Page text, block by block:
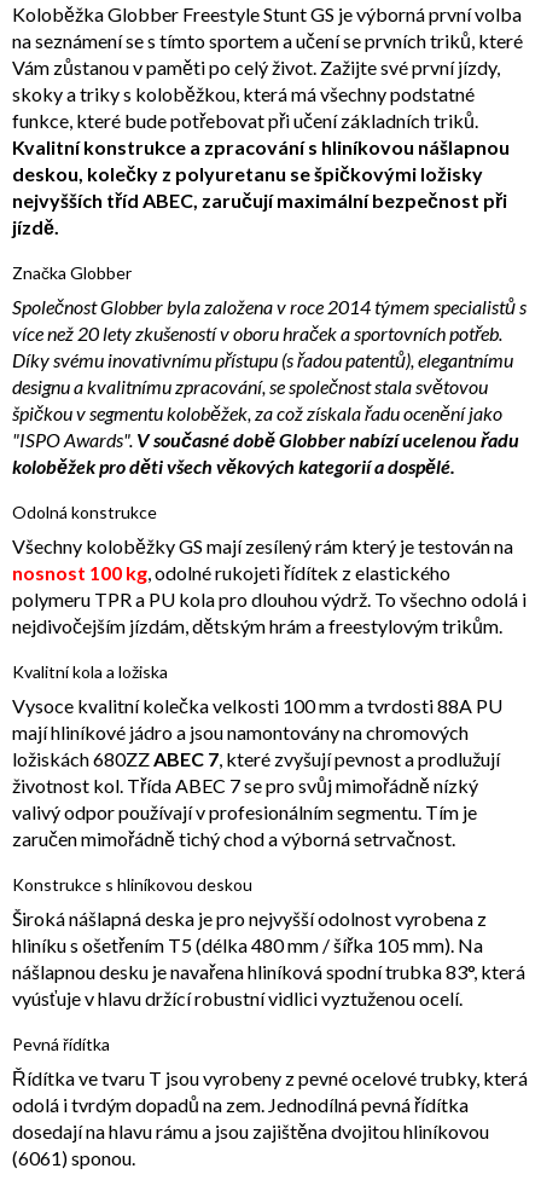
Koloběžka Globber Freestyle Stunt GS je výborná první volba
na seznámení se s tímto sportem a učení se prvních triků, které
Vám zůstanou v paměti po celý život. Zažijte své první jízdy,
skoky a triky s koloběžkou, která má všechny podstatné
funkce, které bude potřebovat při učení základních triků.
Kvalitní konstrukce a zpracování s hliníkovou nášlapnou
deskou, kolečky z polyuretanu se špičkovými ložisky
nejvyšších tříd ABEC, zaručují maximální bezpečnost při
jízdě.
Značka Globber
Společnost Globber byla založena v roce 2014 týmem specialistů s
více než 20 lety zkušeností v oboru hraček a sportovních potřeb.
Díky svému inovativnímu přístupu (s řadou patentů), elegantnímu
designu a kvalitnímu zpracování, se společnost stala světovou
špičkou v segmentu koloběžek, za což získala řadu ocenění jako
"ISPO Awards". V současné době Globber nabízí ucelenou řadu
koloběžek pro děti všech věkových kategorií a dospělé.
Odolná konstrukce
Všechny koloběžky GS mají zesílený rám který je testován na
nosnost 100 kg, odolné rukojeti řídítek z elastického
polymeru TPR a PU kola pro dlouhou výdrž. To všechno odolá i
nejdivočejším jízdám, dětským hrám a freestylovým trikům.
Kvalitní kola a ložiska
Vysoce kvalitní kolečka velkosti 100 mm a tvrdosti 88A PU
mají hliníkové jádro a jsou namontovány na chromových
ložiskách 680ZZABEC 7, které zvyšují pevnost a prodlužují
životnost kol. Třída ABEC 7 se pro svůj mimořádně nízký
valivý odpor používají v profesionálním segmentu. Tím je
zaručen mimořádně tichý chod a výborná setrvačnost.
Konstrukce s hliníkovou deskou
Široká nášlapná deska je pro nejvyšší odolnost vyrobena z
hliníku s ošetřením T5 (délka 480 mm / šířka 105 mm). Na
nášlapnou desku je navařena hliníková spodní trubka 83°, která
vyúsťuje v hlavu držící robustní vidlici vyztuženou ocelí.
Pevná řídítka
Řídítka ve tvaru T jsou vyrobeny z pevné ocelové trubky, která
odolá i tvrdým dopadů na zem. Jednodílná pevná řídítka
dosedají na hlavu rámu a jsou zajištěna dvojitou hliníkovou
(6061) sponou.